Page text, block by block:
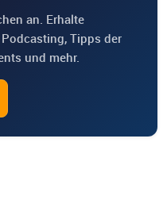
an. Erhalte
Tipps der
und mehr.